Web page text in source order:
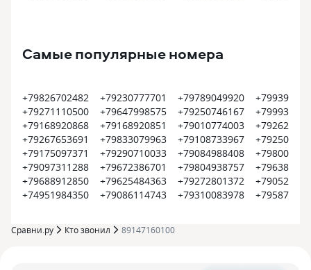
Самые популярные номера
+79826702482
+79271110500
+79168920868
+79267653691
+79175097371
+79097311288
+79688912850
+74951984350
+79230777701
+79647998575
+79168920851
+79833079963
+79290710033
+79672386701
+79625484363
+79086114743
+79789049920
+79250746167
+79010774003
+79108733967
+79084988408
+79804938757
+79272801372
+79310083978
Сравни.ру Кто звонил 89147160100